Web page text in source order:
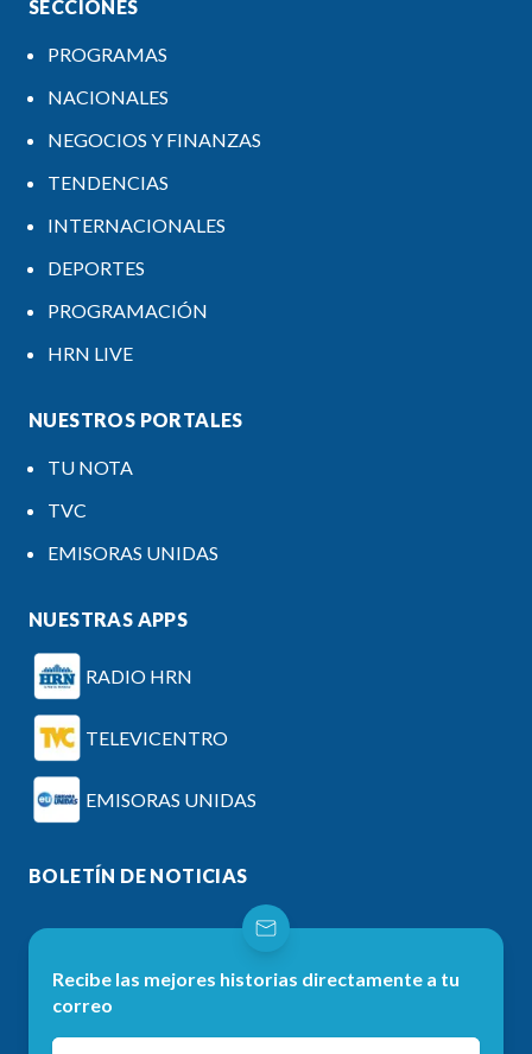
SECCIONES
PROGRAMAS
NACIONALES
NEGOCIOS Y FINANZAS
TENDENCIAS
INTERNACIONALES
DEPORTES
PROGRAMACIÓN
HRN LIVE
NUESTROS PORTALES
TU NOTA
TVC
EMISORAS UNIDAS
NUESTRAS APPS
RADIO HRN
TELEVICENTRO
EMISORAS UNIDAS
BOLETÍN DE NOTICIAS
Recibe las mejores historias directamente a tu
correo